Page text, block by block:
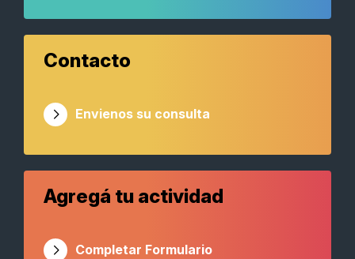
Contacto
Envienos su consulta
Agregá tu actividad
Completar Formulario